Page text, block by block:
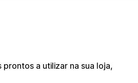
prontos a utilizar na sua loja,